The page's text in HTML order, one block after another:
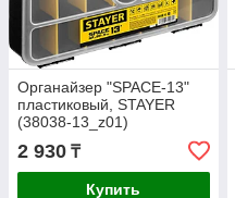
Органайзер "SPACE-13"
пластиковый, STAYER
(38038-13_z01)
2 930 ₸
Купить